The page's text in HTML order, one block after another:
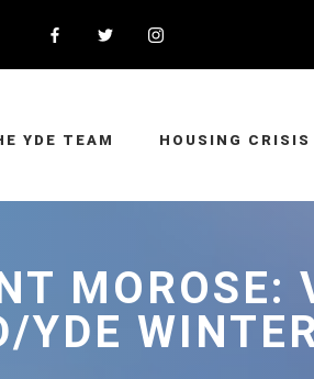
YDE TEAM HOUSING CRISIS
MOROSE:
YDE